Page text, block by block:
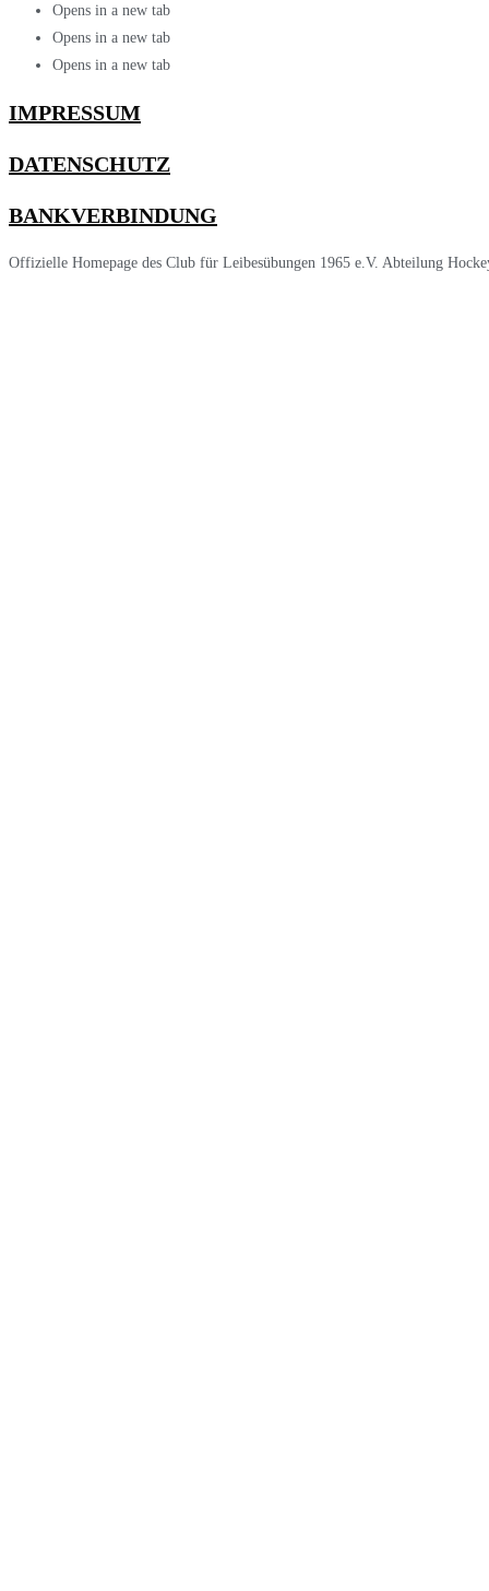
Opens in a new tab
Opens in a new tab
Opens in a new tab
IMPRESSUM
DATENSCHUTZ
BANKVERBINDUNG
Offizielle Homepage des Club für Leibesübungen 1965 e.V. Abteilung